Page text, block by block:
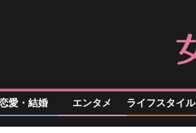
愛・結婚 エンタメ ライフスタイル